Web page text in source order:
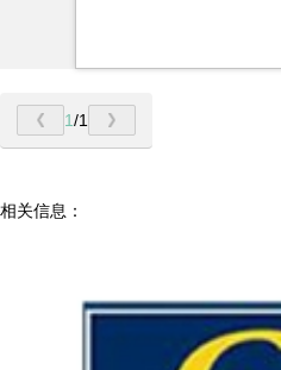
1/1
相关信息：